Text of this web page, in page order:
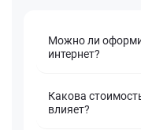
Можно ли
интернет?
Какова
влияет?